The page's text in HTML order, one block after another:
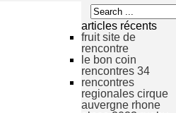
articles récents
fruit site de
rencontre
le bon coin
rencontres 34
rencontres
regionales cirque
auvergne rhone